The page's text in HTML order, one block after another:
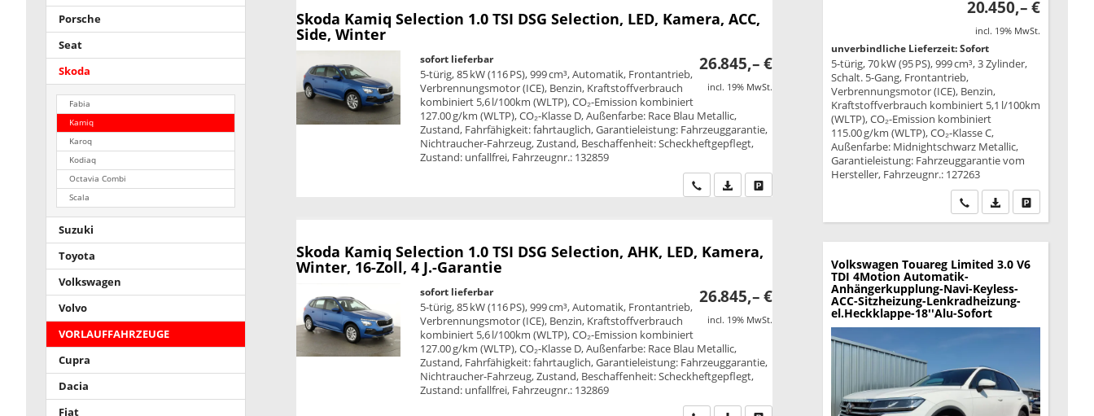
Skoda Kamiq Selection 1.0 TSI DSG Selection, LED, Kamera, ACC,
Side, Winter
26.845,– €
incl. 19% MwSt.
sofort lieferbar
5-türig, 85 kW (116 PS), 999 cm³, Automatik, Frontantrieb,
Verbrennungsmotor (ICE), Benzin, Kraftstoffverbrauch
kombiniert 5,6 l/100km (WLTP), CO₂-Emission kombiniert
127.00 g/km (WLTP), CO₂-Klasse D, Außenfarbe: Race Blau Metallic,
Zustand, Fahrfähigkeit: fahrtauglich, Garantieleistung: Fahrzeuggarantie,
Nichtraucher-Fahrzeug, Zustand, Beschaffenheit: Scheckheftgepflegt,
Zustand: unfallfrei, Fahrzeugnr.: 132859
Wir rufen Sie anPDF-Datei, Fahrzeugexposé drucken
Skoda Kamiq Selection 1.0 TSI DSG Selection, AHK, LED, Kamera,
Winter, 16-Zoll, 4 J.-Garantie
26.845,– €
incl. 19% MwSt.
sofort lieferbar
5-türig, 85 kW (116 PS), 999 cm³, Automatik, Frontantrieb,
Verbrennungsmotor (ICE), Benzin, Kraftstoffverbrauch
kombiniert 5,6 l/100km (WLTP), CO₂-Emission kombiniert
127.00 g/km (WLTP), CO₂-Klasse D, Außenfarbe: Race Blau Metallic,
Zustand, Fahrfähigkeit: fahrtauglich, Garantieleistung: Fahrzeuggarantie,
Nichtraucher-Fahrzeug, Zustand, Beschaffenheit: Scheckheftgepflegt,
Zustand: unfallfrei, Fahrzeugnr.: 132869
Porsche
Seat
Skoda
Fabia
Kamiq
Karoq
Kodiaq
Octavia Combi
Scala
Suzuki
Toyota
Volkswagen
Volvo
VORLAUFFAHRZEUGE
Cupra
Dacia
Fiat
20.450,– €
incl. 19% MwSt.
unverbindliche Lieferzeit: Sofort
5-türig, 70 kW (95 PS), 999 cm³, 3 Zylinder,
Schalt. 5-Gang, Frontantrieb,
Verbrennungsmotor (ICE), Benzin,
Kraftstoffverbrauch kombiniert 5,1 l/100km
(WLTP), CO₂-Emission kombiniert
115.00 g/km (WLTP), CO₂-Klasse C,
Außenfarbe: Midnightschwarz Metallic,
Garantieleistung: Fahrzeuggarantie vom
Hersteller, Fahrzeugnr.: 127263
Wir rufen Sie an
PDF-Datei,Drucken,
Volkswagen Touareg Limited 3.0 V6
TDI 4Motion Automatik-
Anhängerkupplung-Navi-Keyless-
ACC-Sitzheizung-Lenkradheizung-
el.Heckklappe-18''Alu-Sofort